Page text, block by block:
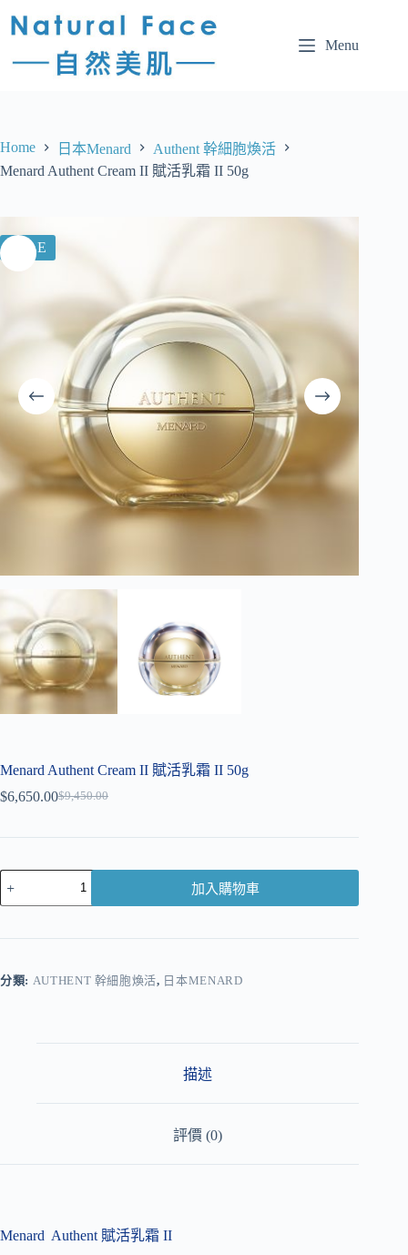
Menu
Home 日本Menard
Authent 幹細胞煥活
Menard Authent Cream II 賦活乳霜 II 50g
SALE
Menard Authent Cream II 賦活乳霜 II 50g
$9,450.00
$6,650.00
加入購物車
r
分類: AUTHENT 幹細胞煥活, 日本MENARD
描述
評價 (0)
Menard Authent 賦活乳霜 II